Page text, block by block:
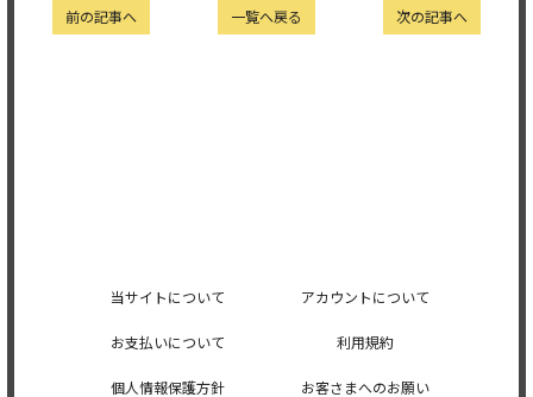
次の記事へ
一覧へ戻る
前の記事へ
当サイトについて アカウントについて
お支払いについて 利用規約
個人情報保護方針 お客さまへのお願い